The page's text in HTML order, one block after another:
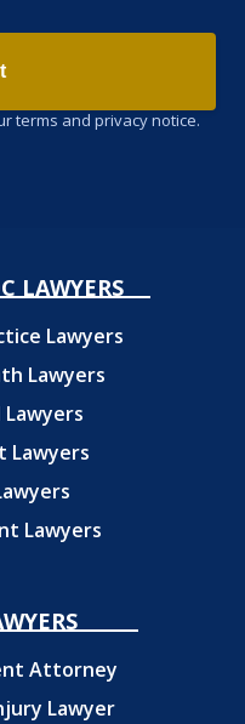
terms and privacy notice.
LAWYERS
Lawyers
Lawyers
Lawyers
Lawyers
Lawyers
Attorney
Lawyer